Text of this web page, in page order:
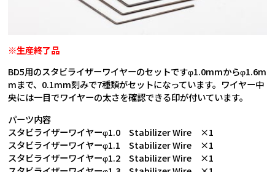
※生産終了品
BD5用のスタビライザーワイヤーのセットですφ1.0mmからφ1.6m
mまで、0.1mm刻みで7種類がセットになっています。ワイヤー中
央には一目でワイヤーの太さを確認できる印が付いています。
パーツ内容
スタビライザーワイヤーφ1.0 Stabilizer Wire ×1
スタビライザーワイヤーφ1.1 Stabilizer Wire ×1
スタビライザーワイヤーφ1.2 Stabilizer Wire ×1